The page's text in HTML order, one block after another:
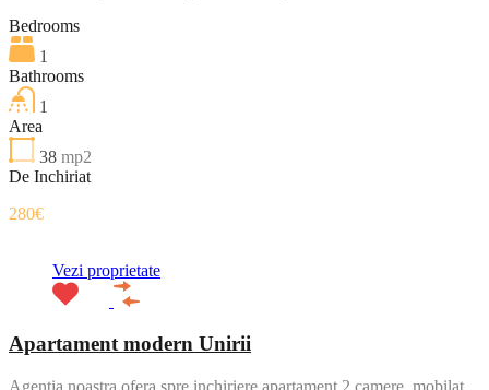
Bedrooms
1
Bathrooms
1
Area
38 mp2
De Inchiriat
280€
Vezi proprietate
Apartament modern Unirii
Agentia noastra ofera spre inchiriere apartament 2 camere, mobilat